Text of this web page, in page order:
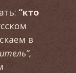
“кто
в
,